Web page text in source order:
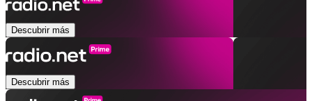
Descubrir más
Descubrir más